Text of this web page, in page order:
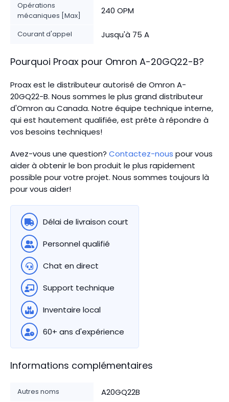
Opérations
mécaniques [Max]
240 OPM
Courant d'appel Jusqu'à 75 A
Pourquoi Proax pour Omron A-20GQ22-B?
Proax est le distributeur autorisé de Omron A-
20GQ22-B. Nous sommes le plus grand distributeur
d'Omron au Canada. Notre équipe technique interne,
qui est hautement qualifiée, est prête à répondre à
vos besoins techniques!
Avez-vous une question? Contactez-nous pour vous
aider à obtenir le bon produit le plus rapidement
possible pour votre projet. Nous sommes toujours là
pour vous aider!
Délai de livraison court
Personnel qualifié
Chat en direct
Support technique
Inventaire local
60+ ans d'expérience
Informations complémentaires
Autres noms A20GQ22B